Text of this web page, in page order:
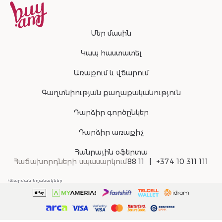
Մեր մասին
Կապ հաստատել
Առաքում և վճարում
Գաղտնիության քաղաքականություն
Դարձիր գործընկեր
Դարձիր առաքիչ
Հանրային օֆերտա
Հաճախորդների սպասարկում88 11 +374 10 311 111
Վճարման եղանակներ